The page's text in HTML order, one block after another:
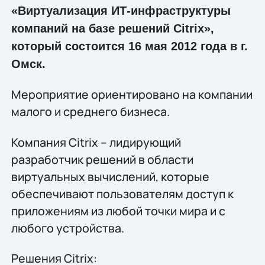
«Виртуализация ИТ-инфраструктуры
компаний на базе решений Citrix»,
который состоится 16 мая 2012 года в г.
Омск.
Мероприятие ориентировано на компании
малого и среднего бизнеса.
Компания Citrix – лидирующий
разработчик решений в области
виртуальных вычислений, которые
обеспечивают пользователям доступ к
приложениям из любой точки мира и с
любого устройства.
Решения Citrix: